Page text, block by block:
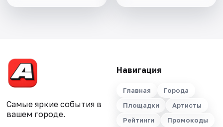
Самые яркие события в
вашем городе.
Навигация
Главная
Города
Площадки
Артисты
Рейтинги
Промокоды